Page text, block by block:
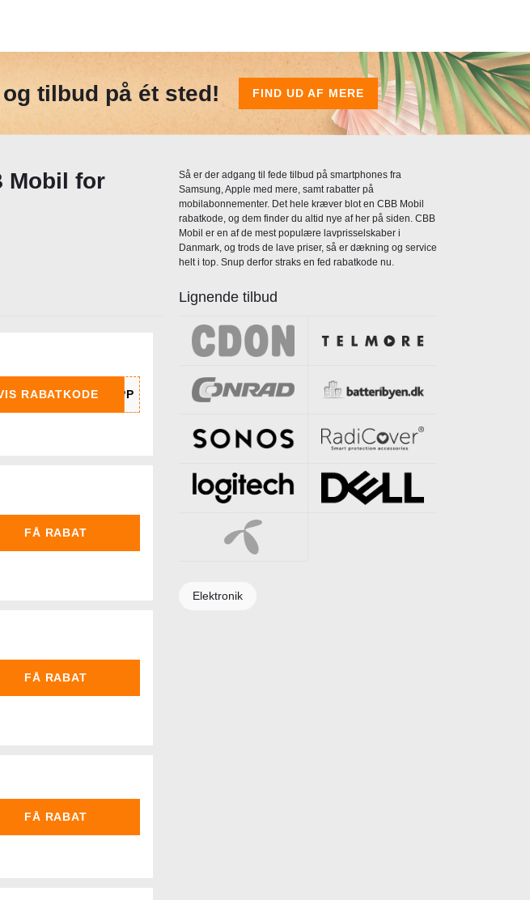
tilbud på ét sted! FIND UD AF MERE
Mobil for
RABATKODE
FÅ RABAT
FÅ RABAT
FÅ RABAT
Så er der adgang til fede tilbud på smartphones fra
Samsung, Apple med mere, samt rabatter på
mobilabonnementer. Det hele kræver blot en CBB Mobil
rabatkode, og dem finder du altid nye af her på siden. CBB
Mobil er en af de mest populære lavprisselskaber i
Danmark, og trods de lave priser, så er dækning og service
helt i top. Snup derfor straks en fed rabatkode nu.
Lignende tilbud
Elektronik